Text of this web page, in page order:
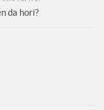
da hori?